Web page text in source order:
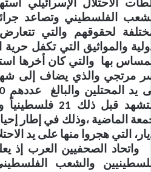
الاحتلال الإسرائيلي
الفلسطيني وتصاعد جرائم
لحقوقهم والتي
والمواثيق التي تكفل
بها والتي كان أخرها
مرتجي والذي يضاف إلى
الماضية ،وذلك في إطار
التي هجروا منها على يد
واتحاد الصحفيين العرب إذ
والشعب